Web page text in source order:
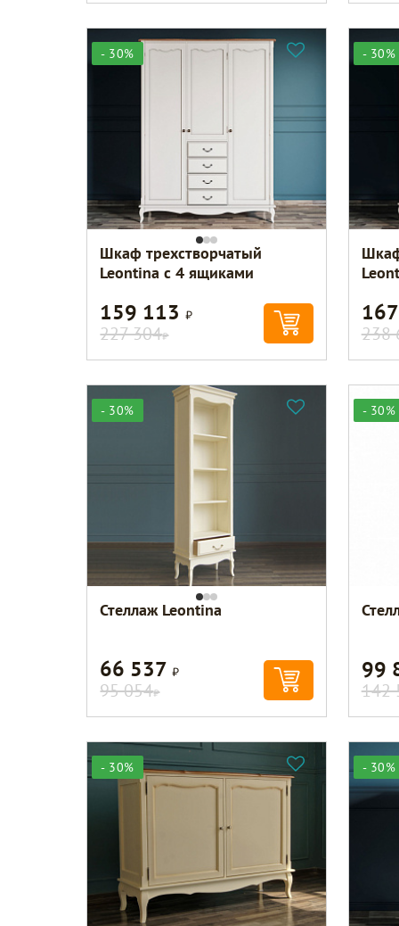
- 30%
Шкаф трехстворчатый
Leontina с 4 ящиками
159 113Р
227 304Р
- 30%
238
- 30%
Стеллаж Leontina
66 537Р
95 054Р
- 30%
99
142
- 30% - 30%